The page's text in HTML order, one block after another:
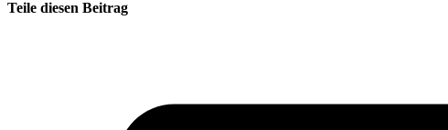
Teile diesen Beitrag